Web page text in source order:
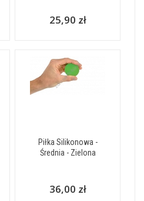
25,90 zł
Piłka Silikonowa -
Średnia - Zielona
36,00 zł